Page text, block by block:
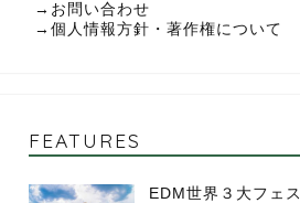
→ お問い合わせ
→ 個人情報方針・著作権について
FEATURES
EDM世界３大フェス